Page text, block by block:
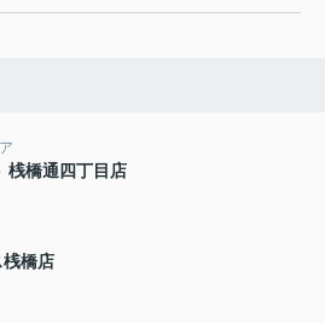
桟橋通四丁目店
桟橋店